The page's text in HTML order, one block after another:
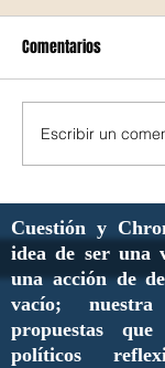
Comentarios
Escribir un
Cuestión y
idea de ser una
una acción de
vacío;
propuestas
políticos